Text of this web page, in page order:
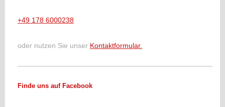
+49 178 6000238
oder nutzen Sie unser Kontaktformular.
Finde uns auf Facebook